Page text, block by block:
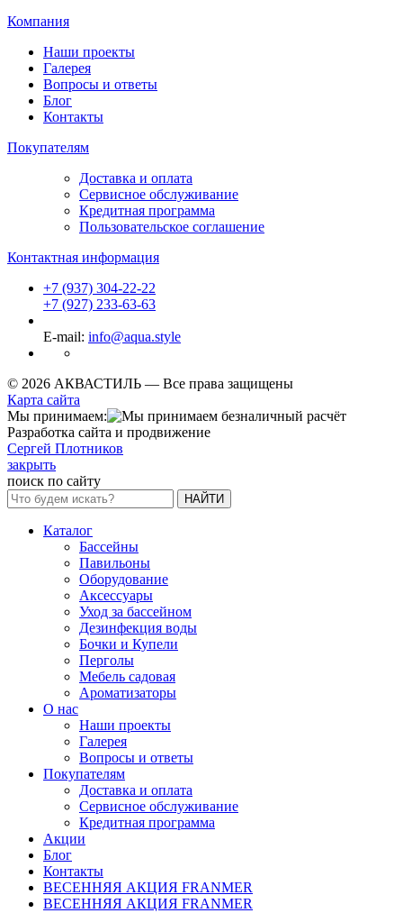
Компания
Наши проекты
Галерея
Вопросы и ответы
Блог
Контакты
Покупателям
Доставка и оплата
Сервисное обслуживание
Кредитная программа
Пользовательское соглашение
Контактная информация
+7 (937) 304-22-22
+7 (927) 233-63-63
E-mail: info@aqua.style
© 2026 АКВАСТИЛЬ — Все права защищены
Карта сайта
Мы принимаем:
Разработка сайта и продвижение
Сергей Плотников
закрыть
поиск по сайту
НАЙТИ
Каталог
Бассейны
Павильоны
Оборудование
Аксессуары
Уход за бассейном
Дезинфекция воды
Бочки и Купели
Перголы
Мебель садовая
Ароматизаторы
О нас
Наши проекты
Галерея
Вопросы и ответы
Покупателям
Доставка и оплата
Сервисное обслуживание
Кредитная программа
Акции
Блог
Контакты
ВЕСЕННЯЯ АКЦИЯ FRANMER
ВЕСЕННЯЯ АКЦИЯ FRANMER